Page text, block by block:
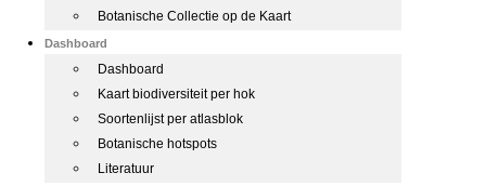
Botanische Collectie op de Kaart
Dashboard
Dashboard
Kaart biodiversiteit per hok
Soortenlijst per atlasblok
Botanische hotspots
Literatuur